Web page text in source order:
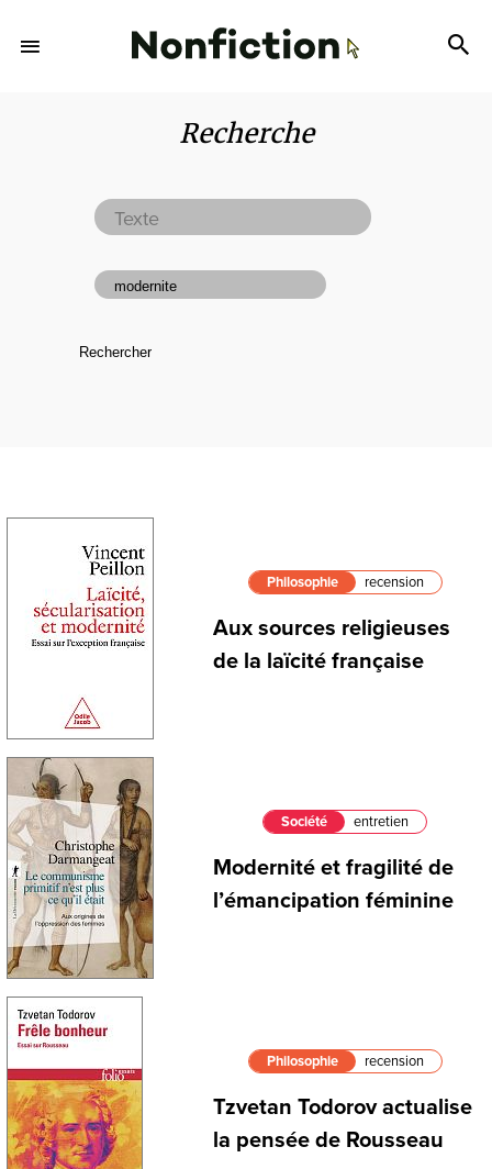
Recherche
Philosophie recension
Aux sources religieuses
de la laïcité française
Société entretien
Modernité et fragilité de
l’émancipation féminine
Philosophie recension
Tzvetan Todorov actualise
la pensée de Rousseau